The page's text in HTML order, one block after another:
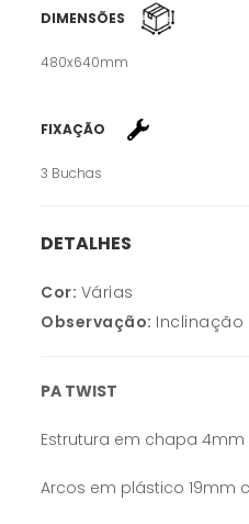
DIMENSÕES
480x640mm
FIXAÇÃO
3 Buchas
DETALHES
Cor: Várias
Observação:
PA TWIST
Estrutura em chapa
Arcos em plástico 19mm